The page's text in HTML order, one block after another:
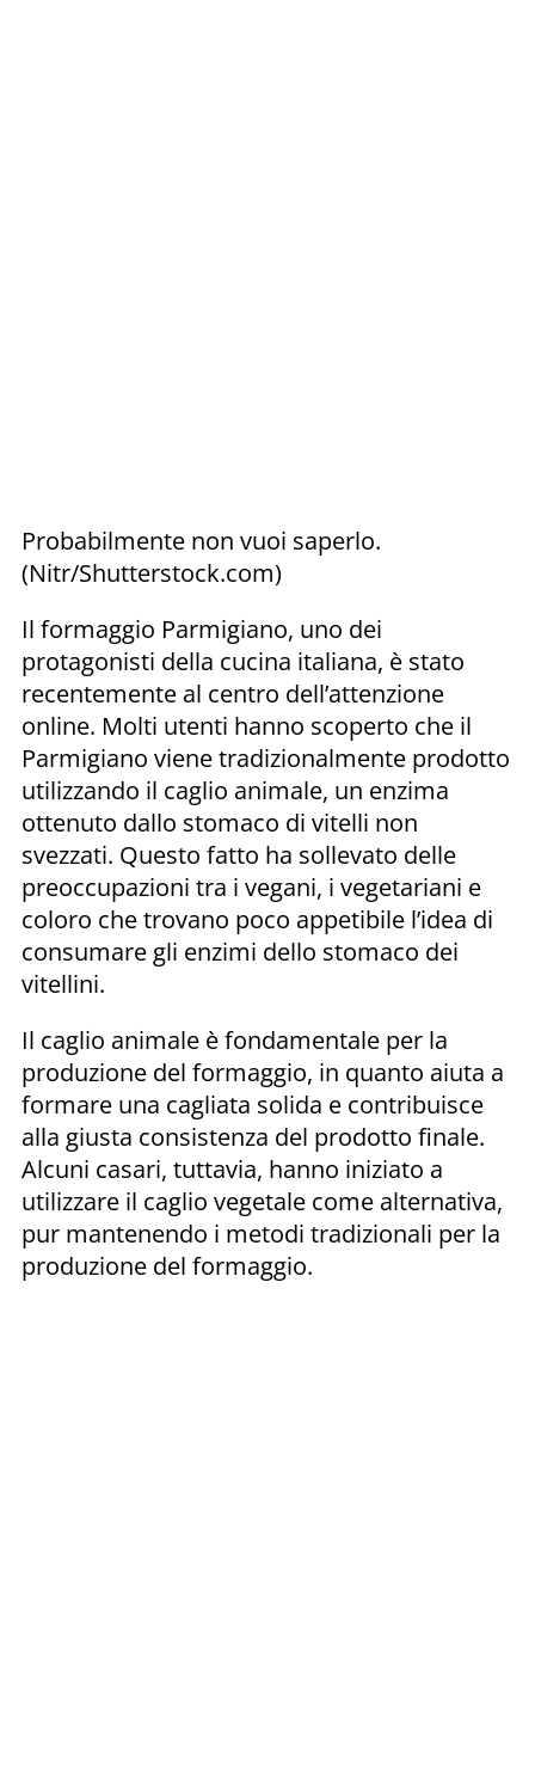
Probabilmente non vuoi saperlo.
(Nitr/Shutterstock.com)
Il formaggio Parmigiano, uno dei
protagonisti della cucina italiana, è stato
recentemente al centro dell’attenzione
online. Molti utenti hanno scoperto che il
Parmigiano viene tradizionalmente prodotto
utilizzando il caglio animale, un enzima
ottenuto dallo stomaco di vitelli non
svezzati. Questo fatto ha sollevato delle
preoccupazioni tra i vegani, i vegetariani e
coloro che trovano poco appetibile l’idea di
consumare gli enzimi dello stomaco dei
vitellini.
Il caglio animale è fondamentale per la
produzione del formaggio, in quanto aiuta a
formare una cagliata solida e contribuisce
alla giusta consistenza del prodotto finale.
Alcuni casari, tuttavia, hanno iniziato a
utilizzare il caglio vegetale come alternativa,
pur mantenendo i metodi tradizionali per la
produzione del formaggio.